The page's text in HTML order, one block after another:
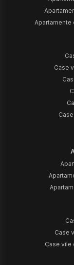
Apartamente
Case
Case
Case vile